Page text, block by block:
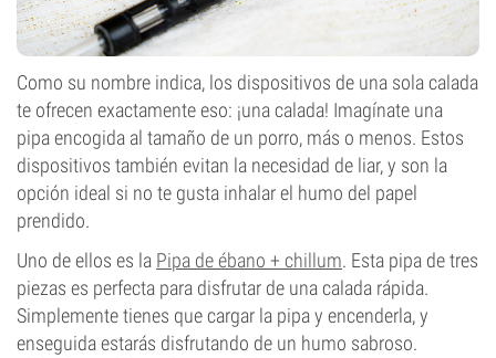
Como su nombre indica, los dispositivos de una sola calada
te ofrecen exactamente eso: ¡una calada! Imagínate una
pipa encogida al tamaño de un porro, más o menos. Estos
dispositivos también evitan la necesidad de liar, y son la
opción ideal si no te gusta inhalar el humo del papel
prendido.
Uno de ellos es la Pipa de ébano + chillum. Esta pipa de tres
piezas es perfecta para disfrutar de una calada rápida.
Simplemente tienes que cargar la pipa y encenderla, y
enseguida estarás disfrutando de un humo sabroso.